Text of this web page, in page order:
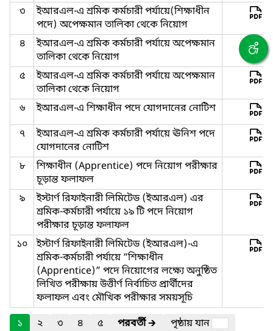
৩
ইআরএল-এ শ্রমিক কর্মচারী পর্যায়ে(শিক্ষাধীন
পদে) অপেক্ষমান তালিকা থেকে নিয়োগ
৪
ইআরএল-এ শ্রমিক কর্মচারী পর্যায়ে অপেক্ষমান
তালিকা থেকে নিয়োগ
৫
ইআরএল-এ শ্রমিক কর্মচারী পর্যায়ে অপেক্ষমান
তালিকা থেকে নিয়োগ
৬
ইআরএল-এ শিক্ষাধীন পদে যোগদানের নোটিশ
৭
ইআরএল-এ শ্রমিক কর্মচারী পর্যায়ে ঊনিশ পদে
যোগদানের নোটিশ
৮
শিক্ষাধীন (Apprentice) পদে নিয়োগ পরীক্ষার
চূড়ান্ত ফলাফল
৯
ইস্টার্ণ রিফাইনারী লিমিটেড (ইআরএল) এর
শ্রমিক-কর্মচারী পর্যায়ে ১৯ টি পদে নিয়োগ
পরীক্ষার চূড়ান্ত ফলাফল
১০
ইস্টার্ণ রিফাইনারী লিমিটেড (ইআরএল)-এ
শ্রমিক-কর্মচারী পর্যায়ে “শিক্ষাধীন
(Apprentice)” পদে নিয়োগের লক্ষ্যে অনুষ্ঠিত
লিখিত পরীক্ষায় উত্তীর্ণ নির্বাচিত প্রার্থীদের
ফলাফল এবং মৌখিক পরীক্ষার সময়সূচি
১
২ ৩ ৪ ৫ পরবর্তী🡲
পৃষ্ঠায় যান